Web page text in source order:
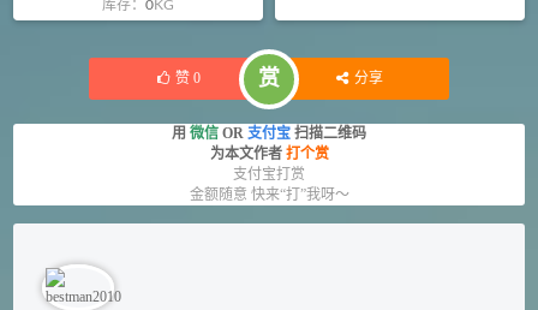
库存： 0KG
赞 0 赏 分享
用 微信 OR 支付宝 扫描二维码
为本文作者 打个赏
支付宝打赏
金额随意 快来“打”我呀～